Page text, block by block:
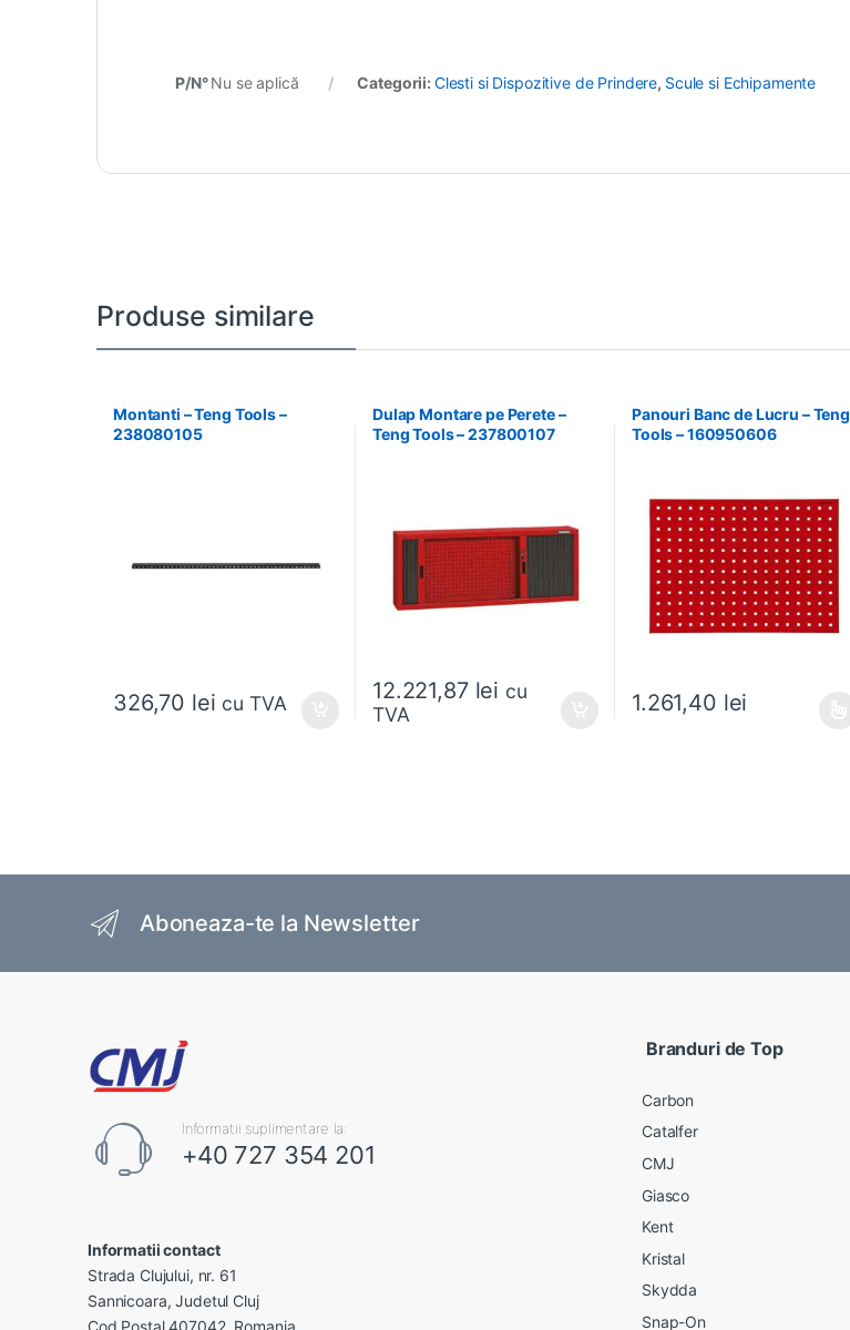
P/N°Nu se aplică Categorii: Clesti si Dispozitive de Prindere, Scule si Echipamente
Produse similare
Montanti – Teng Tools –
238080105
326,70 lei cu TVA
Dulap Montare pe Perete –
Teng Tools – 237800107
12.221,87 lei cu
TVA
Panouri Banc de Lucru – Teng
Tools – 160950606
1.261,40 lei
Aboneaza-te la Newsletter
Informatii suplimentare la:
+40 727 354 201
Informatii contact
Strada Clujului, nr. 61
Sannicoara, Judetul Cluj
Cod Postal 407042, Romania
Branduri de Top
Carbon
Catalfer
CMJ
Giasco
Kent
Kristal
Skydda
Snap-On